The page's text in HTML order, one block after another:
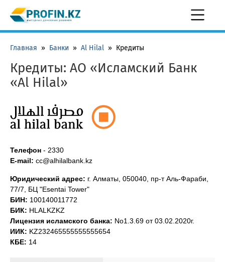
Главная » Банки » Al Hilal » Кредиты
Кредиты: АО «Исламский Банк
«Al Hilal»
Телефон - 2330
E-mail: сс@alhilalbank.kz
Юридический адрес: г. Алматы, 050040, пр-т Аль-Фараби,
77/7, БЦ "Esentai Tower"
БИН: 100140011772
БИК: HLALKZKZ
Лицензия исламского банка: No1.3.69 от 03.02.2020г.
ИИК: KZ232465555555555654
КБЕ: 14